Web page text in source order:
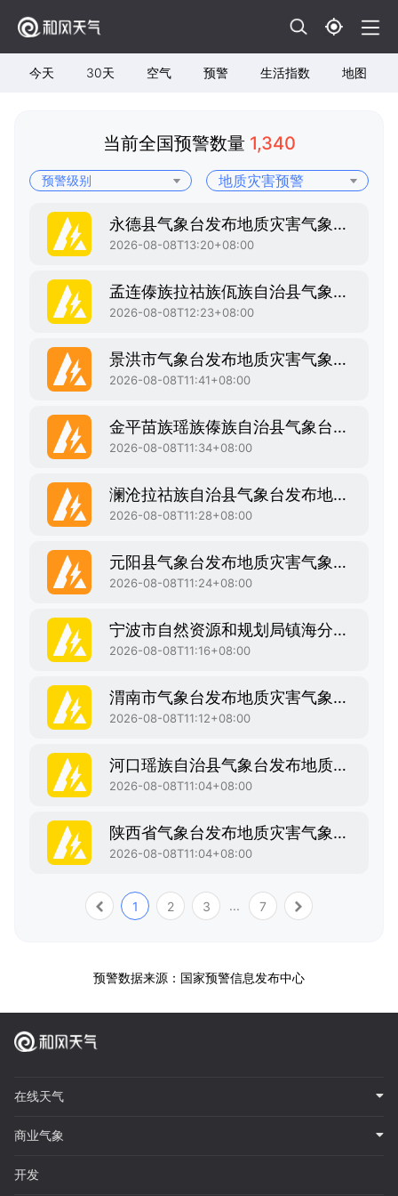
今天 30天 空气 预警 生活指数 地图
当前全国预警数量 1,340
永德县气象台发布地质灾害气象风险黄色预警
2026-08-08T13:20+08:00
孟连傣族拉祜族佤族自治县气象台发布地质灾害气象风险黄色预警
2026-08-08T12:23+08:00
景洪市气象台发布地质灾害气象风险橙色预警
2026-08-08T11:41+08:00
金平苗族瑶族傣族自治县气象台发布地质灾害气象风险橙色预警
2026-08-08T11:34+08:00
澜沧拉祜族自治县气象台发布地质灾害气象风险橙色预警
2026-08-08T11:28+08:00
元阳县气象台发布地质灾害气象风险橙色预警
2026-08-08T11:24+08:00
宁波市自然资源和规划局镇海分局发布地质灾害气象风险黄色预警
2026-08-08T11:16+08:00
渭南市气象台发布地质灾害气象风险黄色预警
2026-08-08T11:12+08:00
河口瑶族自治县气象台发布地质灾害气象风险黄色预警
2026-08-08T11:04+08:00
陕西省气象台发布地质灾害气象风险黄色预警
2026-08-08T11:04+08:00
1 2 3 ... 7
预警数据来源：国家预警信息发布中心
在线天气
商业气象
开发